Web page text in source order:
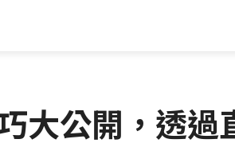
大公開，透過